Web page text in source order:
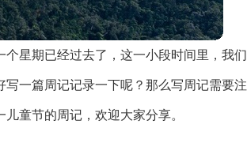
星期已经过去了，这一小段时间里，我们
一篇周记记录一下呢？那么写周记需要注
童节的周记，欢迎大家分享。